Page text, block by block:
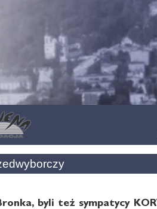
byli też sympatycy